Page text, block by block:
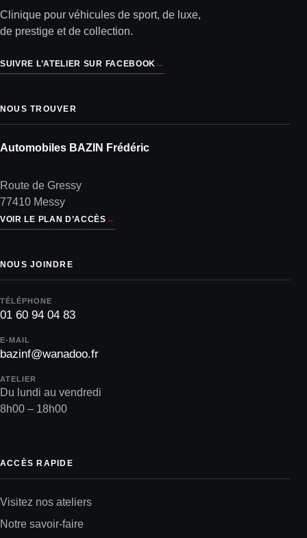
Clinique pour véhicules de sport, de luxe,
de prestige et de collection.
SUIVRE L’ATELIER SUR FACEBOOK →
NOUS TROUVER
Automobiles BAZIN Frédéric
Route de Gressy
77410 Messy
VOIR LE PLAN D’ACCÈS →
NOUS JOINDRE
TÉLÉPHONE
01 60 94 04 83
E-MAIL
bazinf@wanadoo.fr
ATELIER
Du lundi au vendredi
8h00 – 18h00
ACCÈS RAPIDE
Visitez nos ateliers
Notre savoir-faire